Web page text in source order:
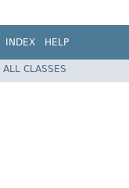
INDEX HELP
ALL CLASSES